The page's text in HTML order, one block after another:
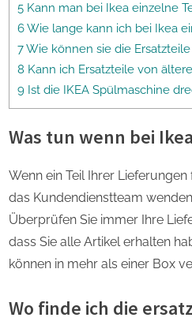
5 Kann man bei Ikea einzelne
6 Wie lange kann ich bei Ikea
7 Wie können sie die
8 Kann ich Ersatzteile von
9 Ist die IKEA Spülmaschine
Was tun wenn bei
Wenn ein Teil Ihrer
das Kundendienstteam
Überprüfen Sie immer Ihre
dass Sie alle Artikel erhalten
können in mehr als einer Box
Wo finde ich die